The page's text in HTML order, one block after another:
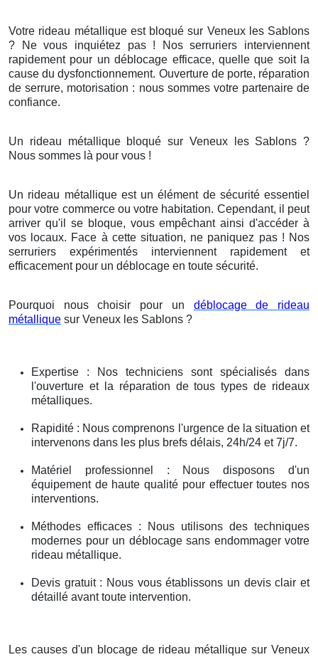
Votre rideau métallique est bloqué sur Veneux les Sablons
? Ne vous inquiétez pas ! Nos serruriers interviennent
rapidement pour un déblocage efficace, quelle que soit la
cause du dysfonctionnement. Ouverture de porte, réparation
de serrure, motorisation : nous sommes votre partenaire de
confiance.
Un rideau métallique bloqué sur Veneux les Sablons ?
Nous sommes là pour vous !
Un rideau métallique est un élément de sécurité essentiel
pour votre commerce ou votre habitation. Cependant, il peut
arriver qu'il se bloque, vous empêchant ainsi d'accéder à
vos locaux. Face à cette situation, ne paniquez pas ! Nos
serruriers expérimentés interviennent rapidement et
efficacement pour un déblocage en toute sécurité.
Pourquoi nous choisir pour un déblocage de rideau
métallique sur Veneux les Sablons ?
Expertise : Nos techniciens sont spécialisés dans
l'ouverture et la réparation de tous types de rideaux
métalliques.
Rapidité : Nous comprenons l'urgence de la situation et
intervenons dans les plus brefs délais, 24h/24 et 7j/7.
Matériel professionnel : Nous disposons d'un
équipement de haute qualité pour effectuer toutes nos
interventions.
Méthodes efficaces : Nous utilisons des techniques
modernes pour un déblocage sans endommager votre
rideau métallique.
Devis gratuit : Nous vous établissons un devis clair et
détaillé avant toute intervention.
Les causes d'un blocage de rideau métallique sur Veneux